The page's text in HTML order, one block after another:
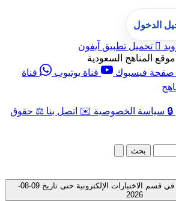
 تحميل تطبيق آيفون
المناهج السعودية
صفحة فيسبوك قناة يوتيوب
قناة
🔒 سياسة الخصوصية ✉️ اتصل بنا ⚖️ حقوق
الدخول
بحث
جميع الملفات المتوفرة في قسم الاختبارات الإلكترونية حتى تاريخ 09-08-
2026